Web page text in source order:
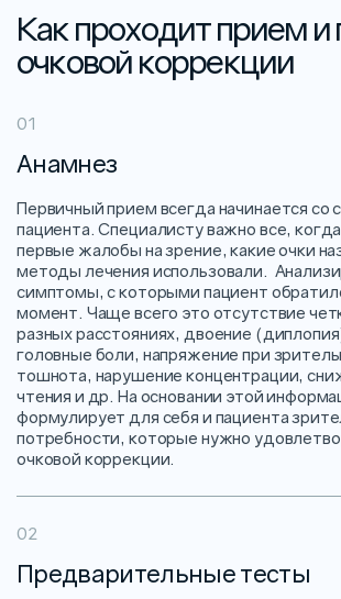
Как проходит прием и
очковой коррекции
Анамнез
Первичный прием всегда начинается со
пациента. Специалисту важно все,
первые жалобы на зрение, какие очки
методы лечения использовали.
симптомы, с которыми пациент
момент. Чаще всего это отсутствие
разных расстояниях, двоение
головные боли, напряжение при
тошнота, нарушение концентрации,
чтения и др. На основании этой
формулирует для себя и пациента
потребности, которые нужно
очковой коррекции.
Предварительные тесты